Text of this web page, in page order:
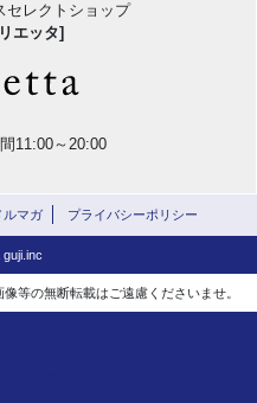
セレクトショップ
エッタ]
11:00～20:00
ルマガ プライバシーポリシー
guji.inc
等の無断転載はご遠慮くださいませ。